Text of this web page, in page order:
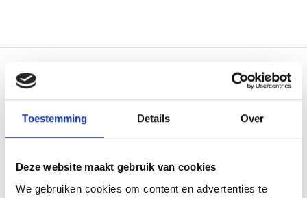
Toestemming Details Over
Deze website maakt gebruik van cookies
We gebruiken cookies om content en advertenties te
Dit sierkussen voor buiten brengt een huiselijke sfeer naar jouw
tuinstoel of ligbed. De outdoor kussens van Bubalou zijn
waterafstotend en eenvoudig te onderhouden. Het kussen is
Kortom, het ideale tuinkussen voor comfort en gemak.
Voorzien van een vuil- en waterafstotende laag